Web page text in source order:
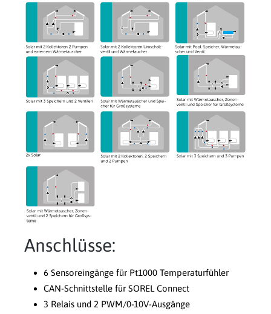
Anschlüsse:
6 Sensoreingänge für Pt1000 Temperaturfühler
CAN-Schnittstelle für SOREL Connect
3 Relais und 2 PWM/0-10V-Ausgänge